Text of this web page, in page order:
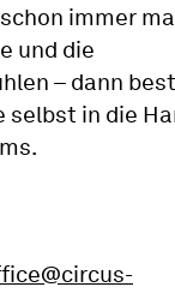
immer
und die
– dann
selbst in die